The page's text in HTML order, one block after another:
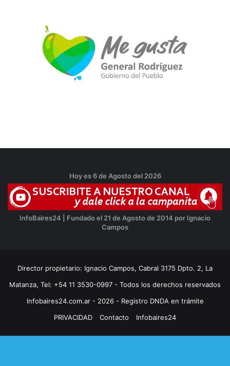
Hoy es 6 de Agosto del 2026
InfoBaires24 | Fundado el 21 de Agosto de 2014 por Ignacio
Campos
Director propietario: Ignacio Campos, Cabral 3175 Dpto. 2, La
Matanza, Tel: +54 11 3530-0997 - Todos los derechos reservados
Infobaires24.com.ar - 2026 - Registro DNDA en trámite
PRIVACIDAD
Contacto Infobaires24